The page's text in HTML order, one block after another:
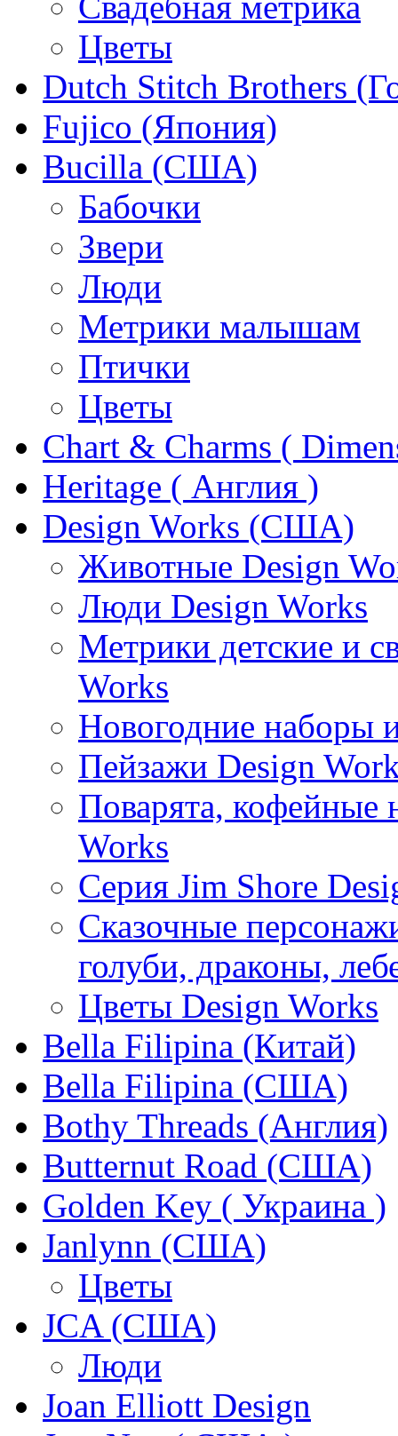
Цветы
Dutch Stitch Brothers
Fujico (Япония)
Bucilla (США)
Бабочки
Звери
Люди
Метрики малышам
Птички
Цветы
Chart & Charms (
Heritage ( Англия )
Design Works (США)
Животные Design
Люди Design Works
Метрики детские и
Works
Новогодние наборы
Пейзажи Design
Поварята, кофейные
Works
Серия Jim Shore
Сказочные
голуби, драконы,
Цветы Design Works
Bella Filipina (Китай)
Bella Filipina (США)
Bothy Threads (Англия)
Butternut Road (США)
Golden Key ( Украина )
Janlynn (США)
Цветы
JCA (США)
Люди
Joan Elliott Design